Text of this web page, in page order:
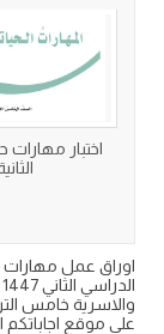
اختبار مهارات
اوراق عمل مهارات
على موقع اجاباتكم